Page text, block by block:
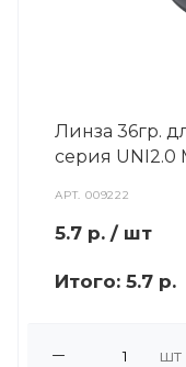
Линза 36гр.
серия UNI2.0
АРТ.009222
5.7 р. / шт
Итого: 5.7 р.
шт